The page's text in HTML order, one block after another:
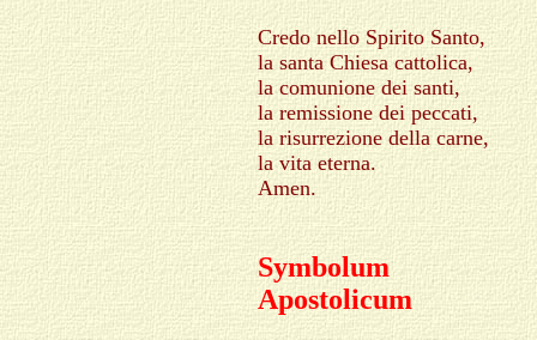
Credo nello Spirito Santo,
la santa Chiesa cattolica,
la comunione dei santi,
la remissione dei peccati,
la risurrezione della carne,
la vita eterna.
Amen.
Symbolum
Apostolicum